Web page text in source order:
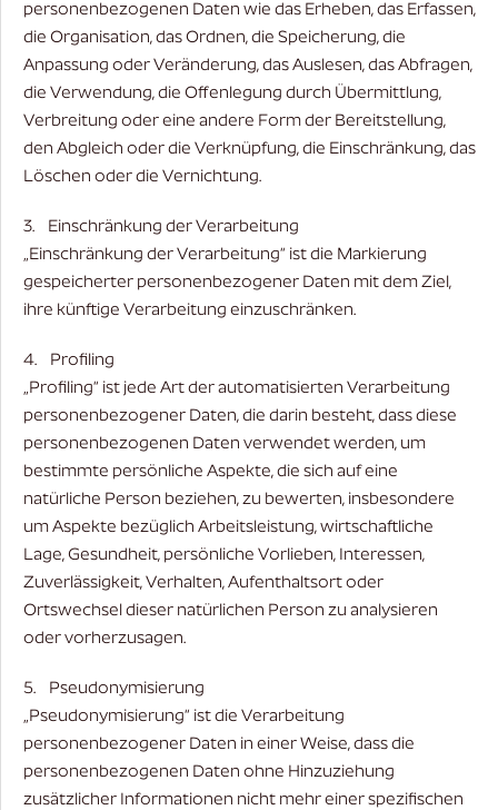
personenbezogenen Daten wie das Erheben, das Erfassen,
die Organisation, das Ordnen, die Speicherung, die
Anpassung oder Veränderung, das Auslesen, das Abfragen,
die Verwendung, die Offenlegung durch Übermittlung,
Verbreitung oder eine andere Form der Bereitstellung,
den Abgleich oder die Verknüpfung, die Einschränkung, das
Löschen oder die Vernichtung.
3. Einschränkung der Verarbeitung
„Einschränkung der Verarbeitung“ ist die Markierung
gespeicherter personenbezogener Daten mit dem Ziel,
ihre künftige Verarbeitung einzuschränken.
4. Profiling
„Profiling“ ist jede Art der automatisierten Verarbeitung
personenbezogener Daten, die darin besteht, dass diese
personenbezogenen Daten verwendet werden, um
bestimmte persönliche Aspekte, die sich auf eine
natürliche Person beziehen, zu bewerten, insbesondere
um Aspekte bezüglich Arbeitsleistung, wirtschaftliche
Lage, Gesundheit, persönliche Vorlieben, Interessen,
Zuverlässigkeit, Verhalten, Aufenthaltsort oder
Ortswechsel dieser natürlichen Person zu analysieren
oder vorherzusagen.
5. Pseudonymisierung
„Pseudonymisierung“ ist die Verarbeitung
personenbezogener Daten in einer Weise, dass die
personenbezogenen Daten ohne Hinzuziehung
zusätzlicher Informationen nicht mehr einer spezifischen